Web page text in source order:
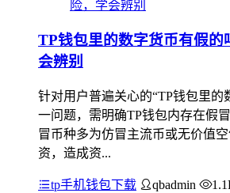
TP钱包里的数字货币有假的
会辨别
针对用户普遍关心的“TP钱包里的
一问题，需明确TP钱包内存在假
冒币种多为仿冒主流币或无价值
资，造成资...
tp手机钱包下载 qbadmin